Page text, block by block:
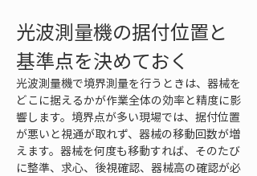
光波測量機の据付位置と
基準点を決めておく
光波測量機で境界測量を行うときは、器械を
どこに据えるかが作業全体の効率と精度に影
響します。境界点が多い現場では、据付位置
が悪いと視通が取れず、器械の移動回数が増
えます。器械を何度も移動すれば、そのたび
に整準、求心、後視確認、器械高の確認が必